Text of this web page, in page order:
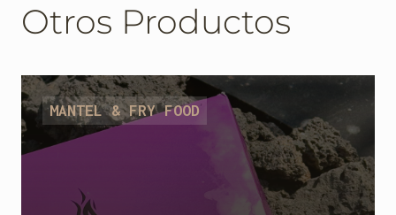
Otros Productos
MANTEL & FRY FOOD